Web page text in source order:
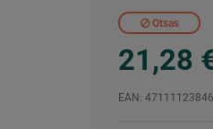
Otsas
21,28
EAN: